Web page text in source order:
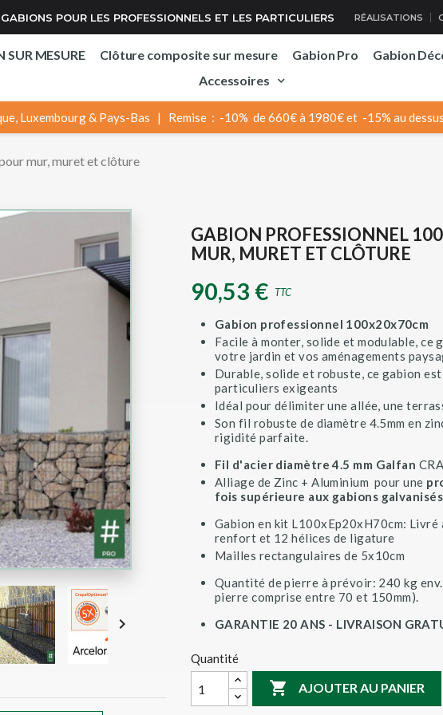
POUR LES PROFESSIONNELS ET LES PARTICULIERS RÉALISATIONS
SUR MESURE Clôture composite sur mesure Gabion Pro Gabion
Accessoires
Luxembourg & Pays-Bas | Remise : -10% de 660€ à 1980€ et -15% au
mur, muret et clôture

GABION PROFESSIONNEL
MUR, MURET ET CLÔTURE
90,53 € TTC
Gabion professionnel 100x20x70cm
Facile à monter, solide et modulable,
votre jardin et vos aménagements
Durable, solide et robuste, ce gabion
particuliers exigeants
Idéal pour délimiter une allée, une
Son fil robuste de diamètre 4.5mm en
rigidité parfaite.
Fil d'acier diamètre 4.5 mm Galfan
Alliage de Zinc + Aluminium pour une
fois supérieure aux gabions
Gabion en kit L100xEp20xH70cm:
renfort et 12 hélices de ligature
Mailles rectangulaires de 5x10cm
Quantité de pierre à prévoir: 240 kg
pierre comprise entre 70 et 150mm).
GARANTIE 20 ANS - LIVRAISON
Quantité
 AJOUTER AU PANIER